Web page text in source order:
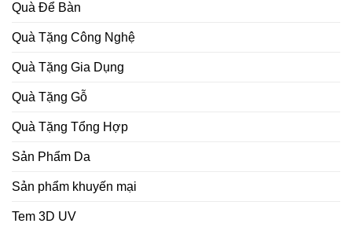
Quà Để Bàn
Quà Tặng Công Nghệ
Quà Tặng Gia Dụng
Quà Tặng Gỗ
Quà Tặng Tổng Hợp
Sản Phẩm Da
Sản phẩm khuyến mại
Tem 3D UV